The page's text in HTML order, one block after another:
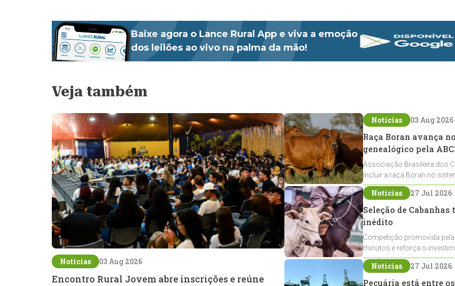
Baixe agora o Lance Rural App e viva a emoção
dos leilões ao vivo na palma da mão!
Veja também
Notícias 03 Aug 2026
Encontro Rural Jovem abre inscrições e reúne
Notícias 03 Aug 2026
Raça Boran avança
genealógico pela
Associação Brasileira dos
incluir a raça Boran no
expansão na pecuária
Notícias 27 Jul 2026
Seleção de
inédito
Competição promovida
minutos e reforça o
Crioulos voltados ao laço
Notícias 27 Jul 2026
Pecuária está entre